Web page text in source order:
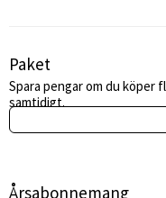
Paket
Spara pengar om du köper
samtidigt.
Årsabonnemang